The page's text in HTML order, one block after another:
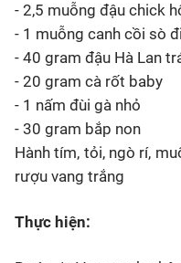
- 2,5 muỗng đậu chick
- 1 muỗng canh cồi sò
- 40 gram đậu Hà Lan
- 20 gram cà rốt baby
- 1 nấm đùi gà nhỏ
- 30 gram bắp non
Hành tím, tỏi, ngò rí,
rượu vang trắng
Thực hiện: